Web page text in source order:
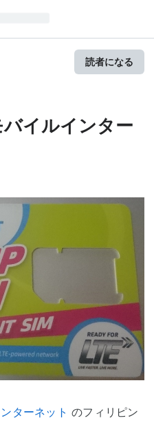
読者になる
イルインター
ターネット のフィリピン